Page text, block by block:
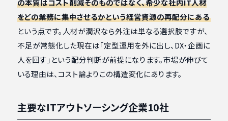
の本質はコスト削減そのものではなく、希少な社内IT人材
をどの業務に集中させるかという経営資源の再配分にある
という点です。人材が潤沢なら外注は単なる選択肢ですが、
不足が常態化した現在は「定型運用を外に出し、DX・企画に
人を回す」という配分判断が前提になります。市場が伸びて
いる理由は、コスト論よりこの構造変化にあります。
主要なITアウトソーシング企業10社